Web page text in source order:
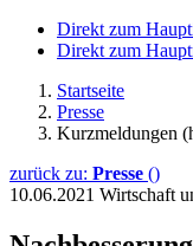
Direkt zum
Direkt zum
Startseite
Presse
Kurzmeldungen
zurück zu: Presse ()
10.06.2021 Wirtschaft